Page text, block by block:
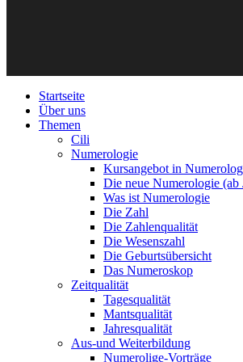
Startseite
Über uns
Themen
Cili
Numerologie
Kursangebot in
Die neue Numerologie (ab
Was ist Numerologie
Die Zahl
Die Zahlenqualität
Die Wesenszahl
Die Geburtsübersicht
Das Numeroskop
Zeitqualität
Tagesqualität
Mantsqualität
Jahresqualität
Aus-und Weiterbildung
Numerolige-Vorträge